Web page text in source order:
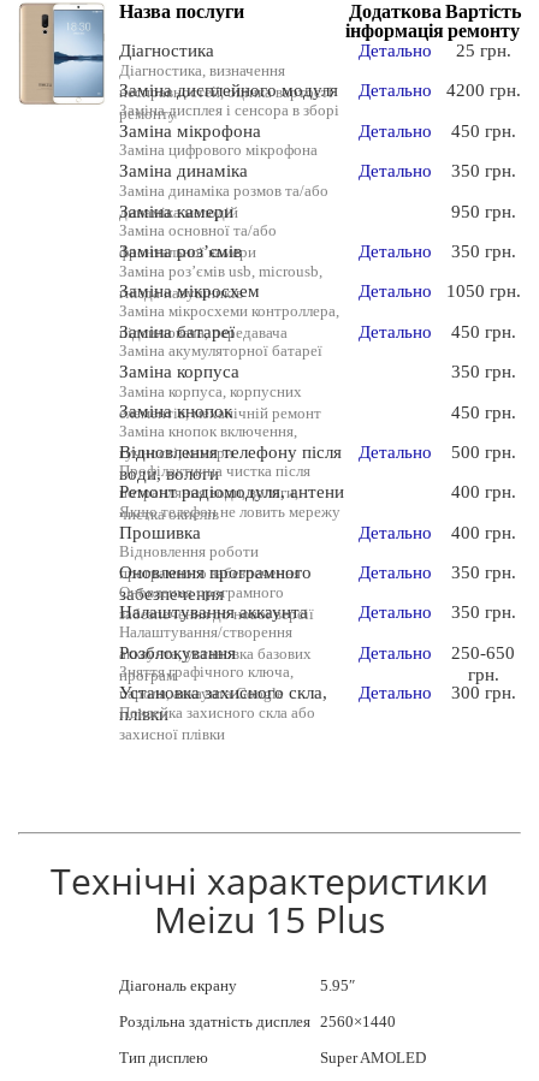
Назва послуги
Діагностика
Діагностика, визначення
несправностей, оцінка вартості
ремонту
Заміна дисплейного модуля
Заміна дисплея і сенсора в зборі
Заміна мікрофона
Заміна цифрового мікрофона
Заміна динаміка
Заміна динаміка розмов та/або
динаміка мелодій
Заміна камери
Заміна основної та/або
фронтальної камери
Заміна роз’ємів
Заміна роз’ємів usb, microusb,
гнізда навушників
Заміна мікросхем
Заміна мікросхеми контроллера,
підсилювача, передавача
Заміна батареї
Заміна акумуляторної батареї
Заміна корпуса
Заміна корпуса, корпусних
елементів, механічній ремонт
Заміна кнопок
Заміна кнопок включення,
гучності, камери
Відновлення телефону після
води, вологи
Профілактична чистка після
потрапляння води, вологи,
чистка окислів
Ремонт радіомодуля, антени
Якщо телефон не ловить мережу
Прошивка
Відновлення роботи
програмного забезпечення
Оновлення програмного
забезпечення
Оновлення програмного
забезпечення до нової версії
Налаштування аккаунта
Налаштування/створення
аккаунта, установка базових
програм
Розблокування
Зняття графічного ключа,
пароля, аккаунта Google
Установка захисного скла,
плівки
Поклейка захисного скла або
захисної плівки
Додаткова
інформація
Детально
Детально
Детально
Детально
Детально
Детально
Детально
Детально
Детально
Детально
Детально
Детально
Детально
Вартість
ремонту
25 грн.
4200 грн.
450 грн.
350 грн.
950 грн.
350 грн.
1050 грн.
450 грн.
350 грн.
450 грн.
500 грн.
400 грн.
400 грн.
350 грн.
350 грн.
250-650
грн.
300 грн.
Технічні характеристики
Meizu 15 Plus
Діагональ екрану
Роздільна здатність дисплея
Тип дисплею
5.95″
2560×1440
Super AMOLED